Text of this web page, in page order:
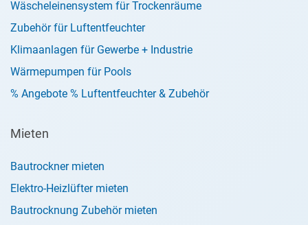
Wäscheleinensystem für Trockenräume
Zubehör für Luftentfeuchter
Klimaanlagen für Gewerbe + Industrie
Wärmepumpen für Pools
% Angebote % Luftentfeuchter & Zubehör
Mieten
Bautrockner mieten
Elektro-Heizlüfter mieten
Bautrocknung Zubehör mieten